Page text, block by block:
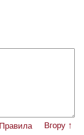
Правила Вгору ↑